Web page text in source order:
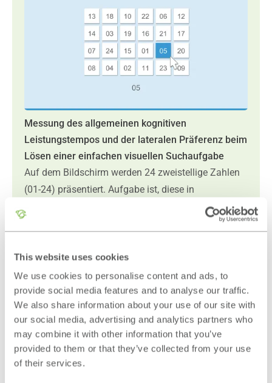
This website uses cookies
We use cookies to personalise content and ads, to
provide social media features and to analyse our traffic.
We also share information about your use of our site with
our social media, advertising and analytics partners who
may combine it with other information that you’ve
provided to them or that they’ve collected from your use
of their services.
Messung des allgemeinen kognitiven
Leistungstempos und der lateralen Präferenz beim
Lösen einer einfachen visuellen Suchaufgabe
Auf dem Bildschirm werden 24 zweistellige Zahlen
(01-24) präsentiert. Aufgabe ist, diese in
anzuklicken. Voraussetzungen sind ausreichend
Sprachverständnis. Ausgewertet werden die
Bearbeitungszeiten, die laterale Präferenz und die
Ermüdbarkeit.
Dauer
4 - 5 Minuten (max. 8 Minuten)
Inhalt
24 zweistellige Zahlen